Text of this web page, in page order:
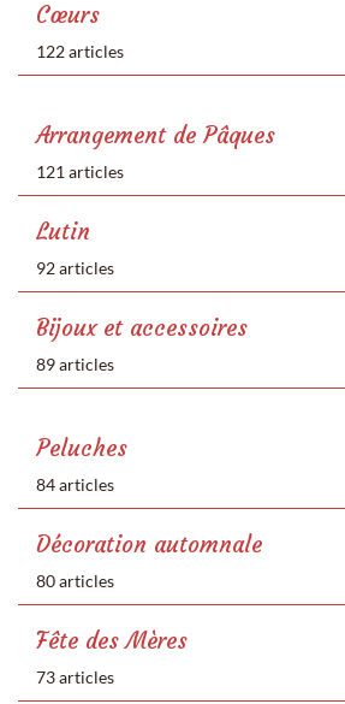
Cœurs
122 articles
Arrangement de Pâques
121 articles
Lutin
92 articles
Bijoux et accessoires
89 articles
Peluches
84 articles
Décoration automnale
80 articles
Fête des Mères
73 articles